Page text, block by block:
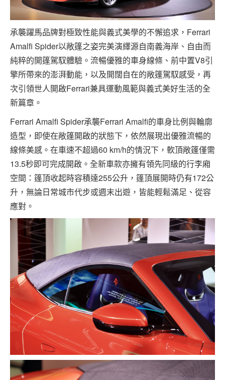
承襲躍馬品牌對極致性能與義式美學的不懈追求，Ferrari
Amalfi Spider以敞篷之姿完美演繹源自南義海岸、自由而
純粹的開篷駕馭體驗。流暢優雅的車身線條、前中置V8引
擎所帶來的澎湃動能，以及開闊自在的敞篷駕馭感受，再
次引領世人開啟Ferrari兼具運動風範與義式美好生活的全
新篇章。
Ferrari Amalfi Spider承襲Ferrari Amalfi的車身比例與輪廓
造型，即使在敞篷開啟的狀態下，依然展現出優雅流暢的
線條美感。在車速不超過60 km/h的情況下，軟頂敞篷僅需
13.5秒即可完成開啟。全新車款亦擁有領先同級的行李廂
空間：篷頂收起時容積達255公升，篷頂展開時仍有172公
升，無論日常城市代步或週末出遊，皆能輕鬆滿足、從容
應對。